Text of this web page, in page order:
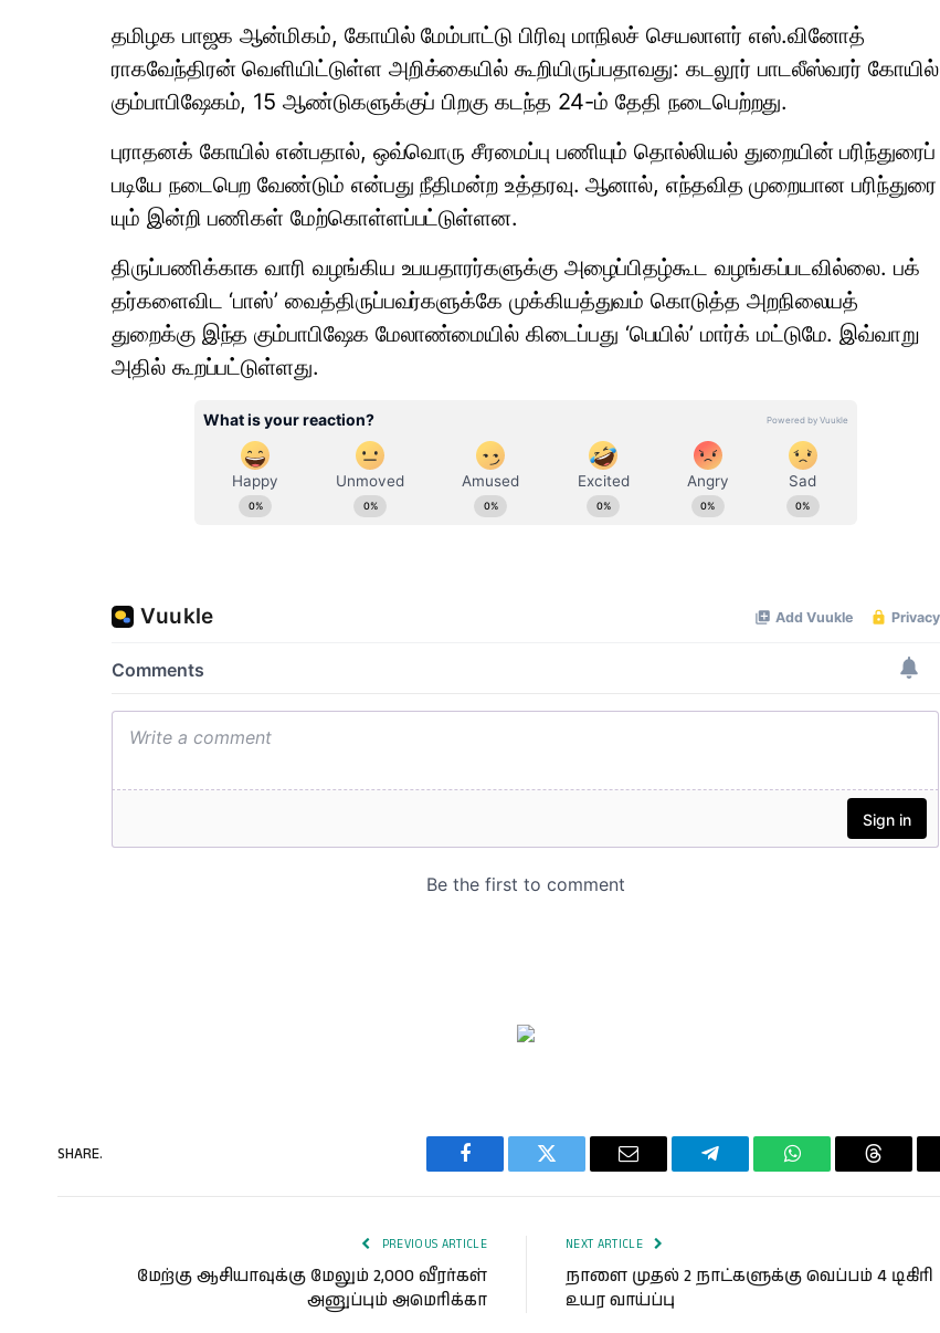
தமிழக பாஜக ஆன்​மிகம், கோயில் மேம்​பாட்டு பிரிவு மாநிலச் செய​லா​ளர் எஸ்​.​வினோத்
ராகவேந்​திரன் வெளி​யிட்​டுள்ள அறிக்​கை​யில் கூறி​யிருப்​ப​தாவது: கடலூர் பாடலீஸ்​வரர் கோயில்
கும்​பாபிஷேகம், 15 ஆண்​டு​களுக்​குப் பிறகு கடந்த 24-ம் தேதி நடை​பெற்​றது.
புராதனக் கோயில் என்​ப​தால், ஒவ்​வொரு சீரமைப்பு பணி​யும் தொல்​லியல் துறை​யின் பரிந்​துரைப்​
படியே நடை​பெற வேண்​டும் என்​பது நீதி​மன்ற உத்​தர​வு. ஆனால், எந்​த​வித முறை​யான பரிந்​துரை​
யும் இன்றி பணி​கள் மேற்​கொள்​ளப்​பட்​டுள்​ளன.
திருப்​பணிக்​காக வாரி வழங்​கிய உபய​தா​ரர்​களுக்கு அழைப்​பிதழ்​கூட வழங்​கப்​பட​வில்​லை. பக்​
தர்​களை​விட ‘பாஸ்’ வைத்​திருப்​பவர்​களுக்கே முக்​கி​யத்​து​வம் கொடுத்த அறநிலை​யத்
துறைக்கு இந்த கும்​பாபிஷேக மேலாண்​மை​யில் கிடைப்​பது ‘பெ​யில்’ மார்க் மட்​டுமே. இவ்​வாறு
அதில் கூறப்​பட்​டுள்​ளது.
SHARE.
Facebook Twitter Email Telegram WhatsAppThreads
PREVIOUS ARTICLE
மேற்கு ஆசியாவுக்கு மேலும் 2,000 வீரர்கள்
அனுப்பும் அமெரிக்கா
NEXT ARTICLE
நாளை முதல் 2 நாட்களுக்கு வெப்பம் 4 டிகிரி
உயர வாய்ப்பு